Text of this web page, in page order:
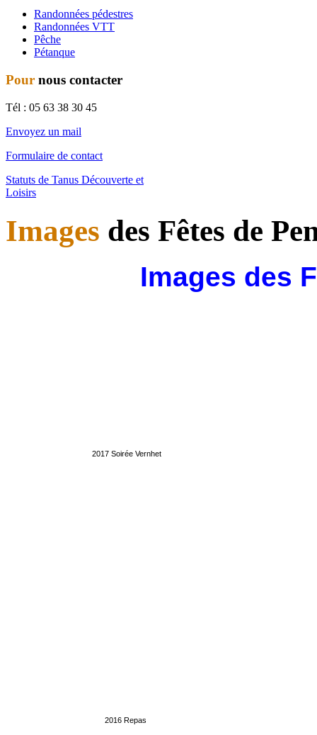
Randonnées pédestres
Randonnées VTT
Pêche
Pétanque
Pour nous contacter
Tél : 05 63 38 30 45
Envoyez un mail
Formulaire de contact
Statuts de Tanus Découverte et
Loisirs
Images des Fêtes de
Images des
2017 Soirée Vernhet
2016 Repas